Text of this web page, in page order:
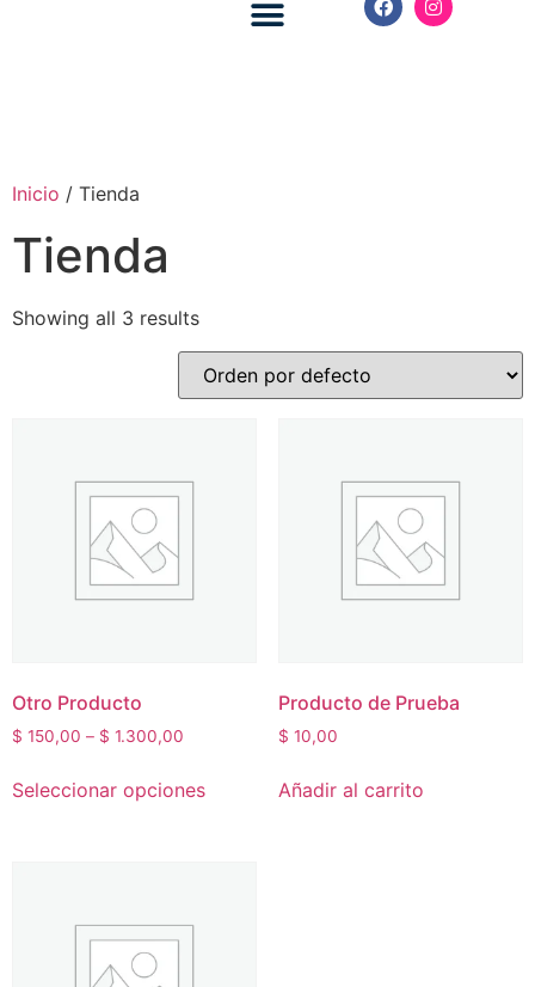
Inicio / Tienda
Tienda
Showing all 3 results
Otro Producto
$ 150,00 – $ 1.300,00
Seleccionar opciones
Producto de Prueba
$ 10,00
Añadir al carrito